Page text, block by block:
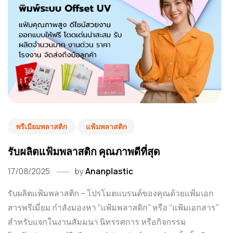
พรีเมียมพลาสติก แฟ้มพลาสติก
รับผลิตแฟ้มพลาสติก คุณภาพดีที่สุด
17/08/2025 byAnanplastic
รับผลิตแฟ้มพลาสติก – โปรโมตแบรนด์ของคุณด้วยแฟ้มเอก
สารพรีเมี่ยม กำลังมองหา “แฟ้มพลาสติก” หรือ “แฟ้มเอกสาร”
สำหรับแจกในงานสัมมนา นิทรรศการ หรือกิจกรรม